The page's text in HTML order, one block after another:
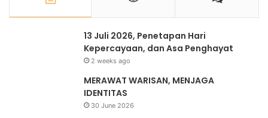
13 Juli 2026, Penetapan Hari
Kepercayaan, dan Asa Penghayat
2 weeks ago
MERAWAT WARISAN, MENJAGA
IDENTITAS
30 June 2026